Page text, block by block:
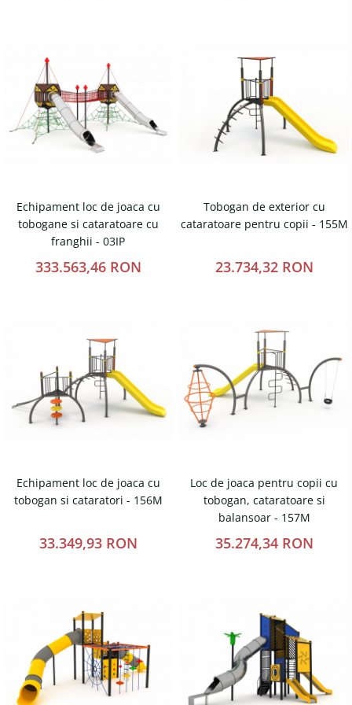
Porti fotbal / handball
Mese picnic
Panouri PUBLICITARE
Ghivece de exterior
Ghivece din beton
Stalpi camere video
Stalpi / bolarzi de delimitare
pentru trotuar
Cismea stradala / gradina
Magazie pubele / tomberoane
gunoi
Mobilier urban
DIZABILITATI
Echipament loc de joaca cu
tobogane si cataratoare cu
franghii - 03IP
333.563,46 RON
Tobogan de exterior cu
cataratoare pentru copii - 155M
23.734,32 RON
Echipament loc de joaca cu
tobogan si cataratori - 156M
33.349,93 RON
Loc de joaca pentru copii cu
tobogan, cataratoare si
balansoar - 157M
35.274,34 RON